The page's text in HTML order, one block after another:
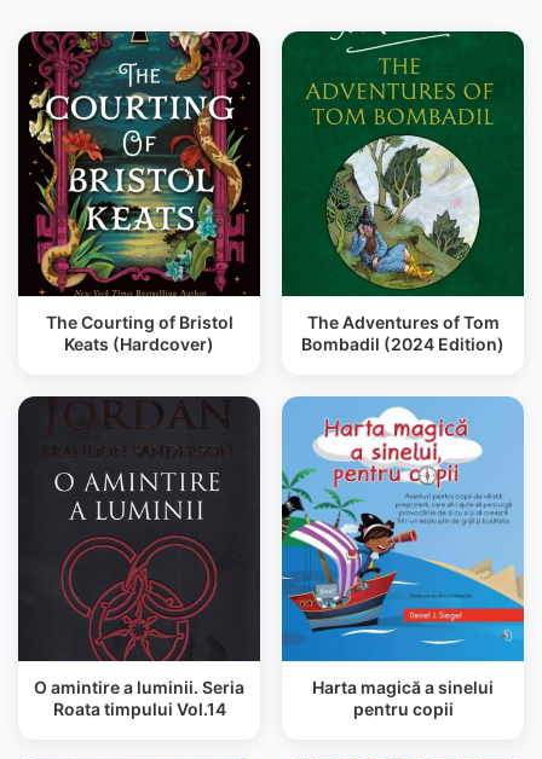
The Courting of Bristol
Keats (Hardcover)
The Adventures of Tom
Bombadil (2024 Edition)
O amintire a luminii. Seria
Roata timpului Vol.14
Harta magică a sinelui
pentru copii